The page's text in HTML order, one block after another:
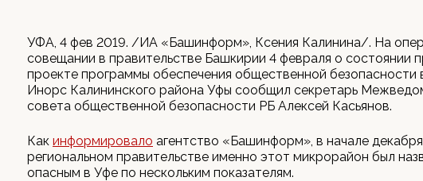
УФА, 4 фев 2019. /ИА «Башинформ», Ксения Калинина/. На
совещании в правительстве Башкирии 4 февраля о состоянии
проекте программы обеспечения общественной безопасности
Инорс Калининского района Уфы сообщил секретарь
совета общественной безопасности РБ Алексей Касьянов.
Как информировало агентство «Башинформ», в начале
региональном правительстве именно этот микрорайон был
опасным в Уфе по нескольким показателям.